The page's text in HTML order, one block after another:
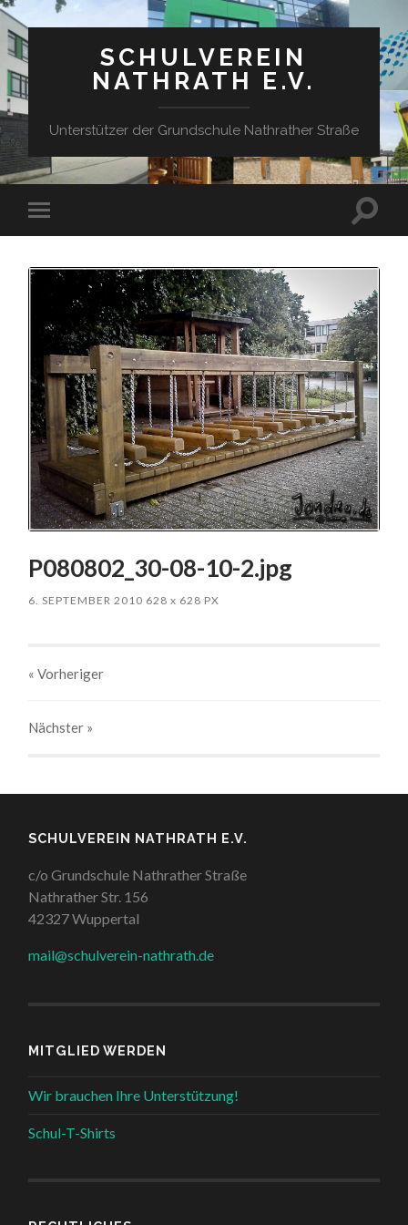
SCHULVEREIN
NATHRATH E.V.
Unterstützer der Grundschule Nathrather Straße
Mobile-
Menü
P080802_30-08-10-2.jpg
6. SEPTEMBER 2010 628x 628 PX
« Vorheriger
Nächster »
SCHULVEREIN NATHRATH E.V.
c/o Grundschule Nathrather Straße
Nathrather Str. 156
42327 Wuppertal
mail@schulverein-nathrath.de
MITGLIED WERDEN
Wir brauchen Ihre Unterstützung!
Schul-T-Shirts